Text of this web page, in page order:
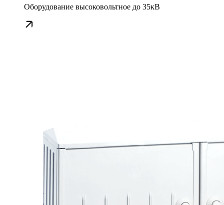
Оборудование высоковольтное до 35кВ